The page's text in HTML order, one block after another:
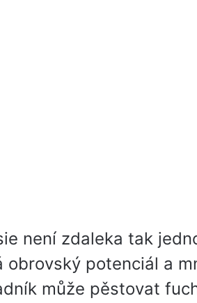
není zdaleka tak
obrovský potenciál a
může pěstovat